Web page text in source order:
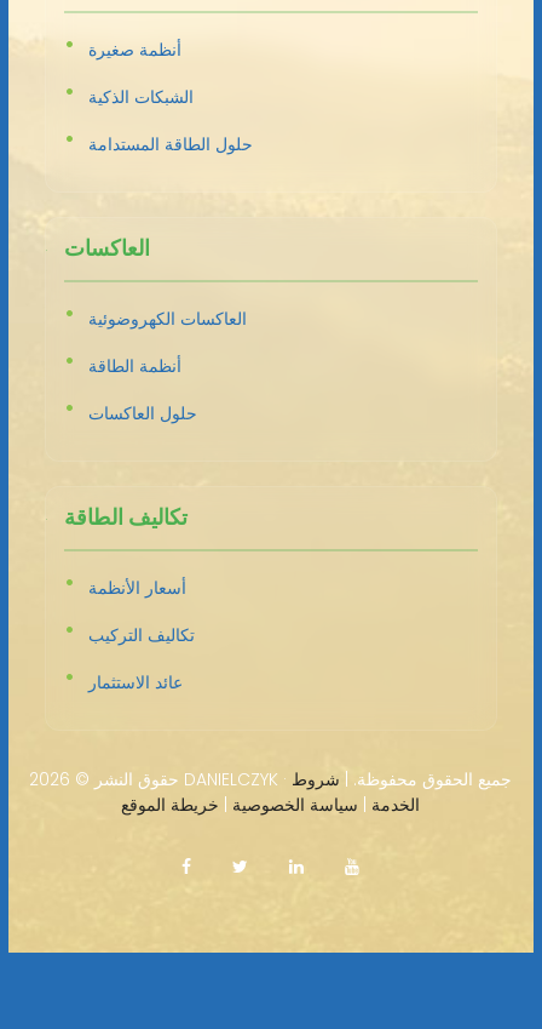
أنظمة صغيرة
الشبكات الذكية
حلول الطاقة المستدامة
العاكسات
العاكسات الكهروضوئية
أنظمة الطاقة
حلول العاكسات
تكاليف الطاقة
أسعار الأنظمة
تكاليف التركيب
عائد الاستثمار
حقوق النشر © 2026 DANIELCZYK · جميع الحقوق محفوظة. | شروط
الخدمة
سياسة الخصوصية خريطة الموقع